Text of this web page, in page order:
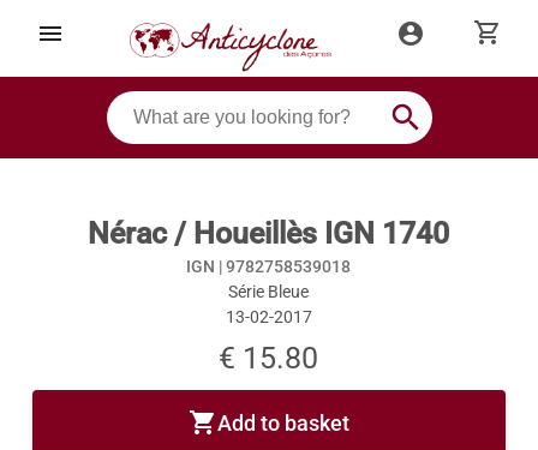
menu account_circle shopping_cart
search
Nérac / Houeillès IGN 1740
IGN |9782758539018
Série Bleue
13-02-2017
€ 15.80
shopping_cartAdd to basket